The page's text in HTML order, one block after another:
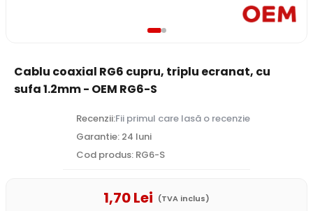
Cablu coaxial RG6 cupru, triplu ecranat, cu
sufa 1.2mm - OEM RG6-S
Recenzii:Fii primul care lasă o recenzie
Garantie: 24 luni
Cod produs: RG6-S
1,70Lei (TVA inclus)